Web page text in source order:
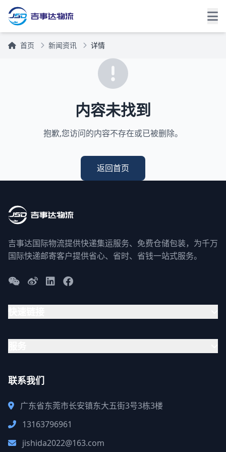
首页 新闻资讯 详情
内容未找到
抱歉,您访问的内容不存在或已被删除。
返回首页
吉事达国际物流提供快递集运服务、免费仓储包装，为千万
国际快递邮寄客户提供省心、省时、省钱一站式服务。
联系我们
广东省东莞市长安镇东大五街3号3栋3楼
13163796961
jishida2022@163.com